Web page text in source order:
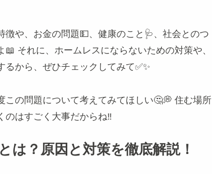
や、お金の問題💵、健康のこと🩺、社会とのつ
それに、ホームレスにならないための対策や、
から、ぜひチェックしてみて✅✨
の問題について考えてみてほしい🤔💭 住む場所
のはすごく大事だからね‼️
？原因と対策を徹底解説！